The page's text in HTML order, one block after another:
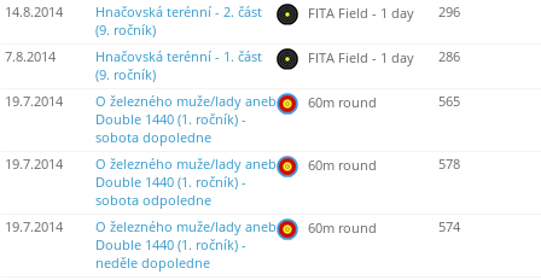
14.8.2014
Hnačovská terénní - 2. část
(9. ročník)
FITA Field - 1 day 296
7.8.2014
Hnačovská terénní - 1. část
(9. ročník)
FITA Field - 1 day 286
19.7.2014
O železného muže/lady aneb
Double 1440 (1. ročník) -
sobota dopoledne
60m round 565
19.7.2014
O železného muže/lady aneb
Double 1440 (1. ročník) -
sobota odpoledne
60m round 578
19.7.2014
O železného muže/lady aneb
Double 1440 (1. ročník) -
neděle dopoledne
60m round 574